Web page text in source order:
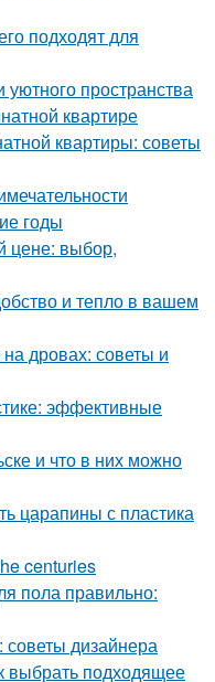
подходят для
пространства
квартире
квартиры: советы
годы
цене: выбор,
и тепло в вашем
дровах: советы и
эффективные
и что в них можно
царапины с пластика
centuries
пола правильно:
советы дизайнера
выбрать подходящее